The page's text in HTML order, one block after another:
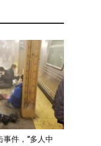
事件，“多人中